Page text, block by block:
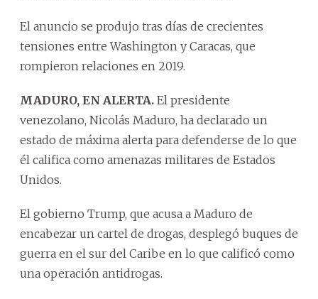
El anuncio se produjo tras días de crecientes
tensiones entre Washington y Caracas, que
rompieron relaciones en 2019.
MADURO, EN ALERTA. El presidente
venezolano, Nicolás Maduro, ha declarado un
estado de máxima alerta para defenderse de lo que
él califica como amenazas militares de Estados
Unidos.
El gobierno Trump, que acusa a Maduro de
encabezar un cartel de drogas, desplegó buques de
guerra en el sur del Caribe en lo que calificó como
una operación antidrogas.